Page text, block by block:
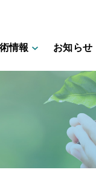
情報 お知らせ